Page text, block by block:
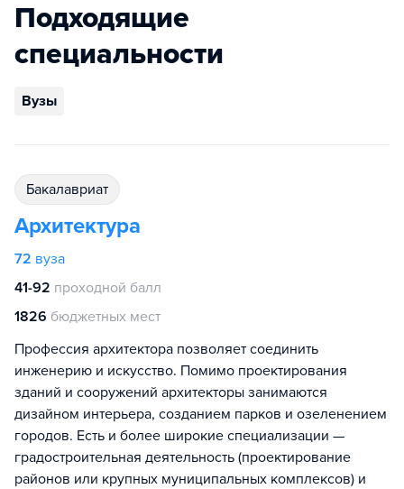
Подходящие
специальности
Вузы
бакалавриат
Архитектура
72 вуза
41-92 проходной балл
1826 бюджетных мест
Профессия архитектора позволяет соединить
инженерию и искусство. Помимо проектирования
зданий и сооружений архитекторы занимаются
дизайном интерьера, созданием парков и озеленением
городов. Есть и более широкие специализации —
градостроительная деятельность (проектирование
районов или крупных муниципальных комплексов) и